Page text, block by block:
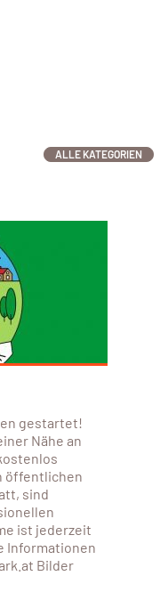
ALLE KATEGORIEN
gestartet!
Nähe an
öffentlichen
sind
ist jederzeit
Informationen
Bilder